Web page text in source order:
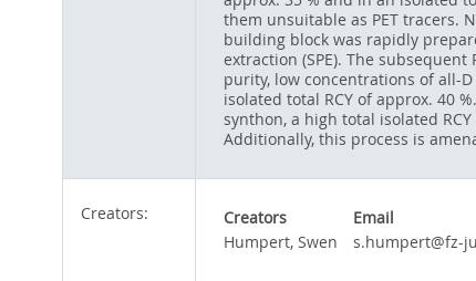
them unsuitable as PET tracers.
building block was rapidly
extraction (SPE). The
purity, low concentrations of all-
isolated total RCY of approx. 40
synthon, a high total isolated
Additionally, this process is
Creators: Creators Email
Humpert, Swen
s.humpert@fz-